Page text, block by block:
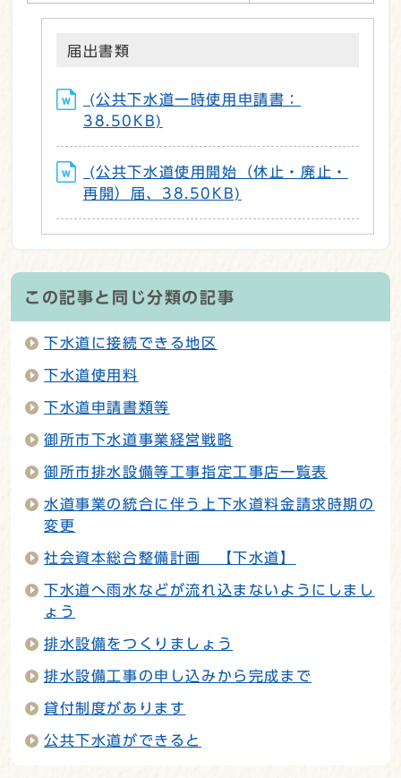
届出書類
(公共下水道一時使用申請書：
38.50KB)
(公共下水道使用開始（休止・廃止・
再開）届、38.50KB)
この記事と同じ分類の記事
下水道に接続できる地区
下水道使用料
下水道申請書類等
御所市下水道事業経営戦略
御所市排水設備等工事指定工事店一覧表
水道事業の統合に伴う上下水道料金請求時期の
変更
社会資本総合整備計画 【下水道】
下水道へ雨水などが流れ込まないようにしまし
ょう
排水設備をつくりましょう
排水設備工事の申し込みから完成まで
貸付制度があります
公共下水道ができると